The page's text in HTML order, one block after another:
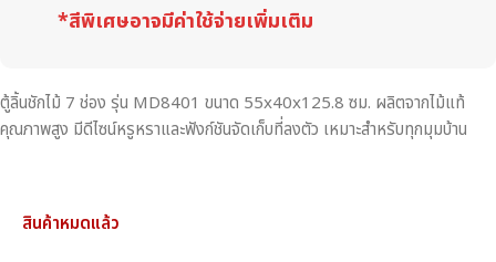
*สีพิเศษอาจมีค่าใช้จ่ายเพิ่มเติม
ตู้ลิ้นชักไม้ 7 ช่อง รุ่น MD8401 ขนาด 55x40x125.8 ซม. ผลิตจากไม้แท้
คุณภาพสูง มีดีไซน์หรูหราและฟังก์ชันจัดเก็บที่ลงตัว เหมาะสำหรับทุกมุมบ้าน
สินค้าหมดแล้ว